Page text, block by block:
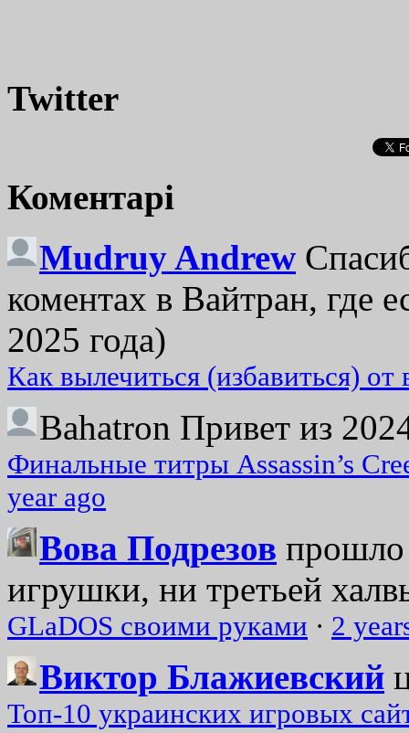
Twitter
Коментарі
Mudruy Andrew
коментах в Вайтран, где
2025 года)
Как вылечиться (избавиться)
Bahatron Привет из
Финальные титры Assassin’s
year ago
Вова Подрезов прошло
игрушки, ни третьей
GLaDOS своими руками · 2
Виктор Блажиевский
Топ-10 украинских игровых